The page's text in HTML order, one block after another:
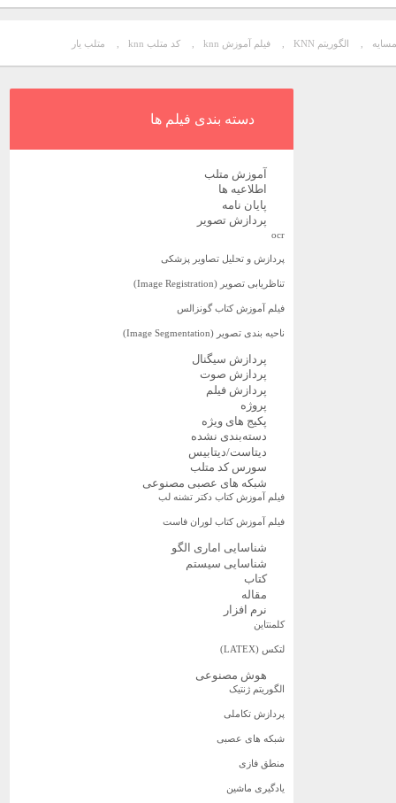
الگوریتم KNN فیلم آموزش knn کد متلب knn متلب یار
دسته بندی فیلم ها
آموزش متلب
اطلاعیه ها
پایان نامه
پردازش تصویر
ocr
پردازش و تحلیل تصاویر پزشکی
تناظریابی تصویر (Image Registration)
فیلم آموزش کتاب گونزالس
ناحیه بندی تصویر (Image Segmentation)
پردازش سیگنال
پردازش صوت
پردازش فیلم
پروژه
پکیج های ویژه
دسته‌بندی نشده
دیتاست/دیتابیس
سورس کد متلب
شبکه های عصبی مصنوعی
فیلم آموزش کتاب دکتر تشنه لب
فیلم آموزش کتاب لوران فاست
شناسایی اماری الگو
شناسایی سیستم
کتاب
مقاله
نرم افزار
کلمنتاین
لتکس (LATEX)
هوش مصنوعی
الگوریتم ژنتیک
پردازش تکاملی
شبکه های عصبی
منطق فازی
یادگیری ماشین